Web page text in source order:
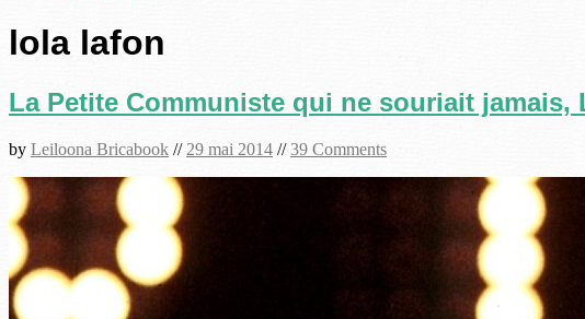
lola lafon
La Petite Communiste qui ne souriait jamais,
by Leiloona Bricabook // 29 mai 2014 //39 Comments